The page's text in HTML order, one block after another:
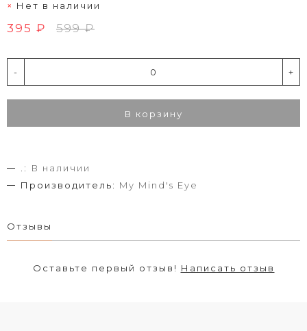
Нет в наличии
395 ₽ 599 ₽
- +
В корзину
.:
В наличии
Производитель: My Mind's Eye
Отзывы
Оставьте первый отзыв! Написать отзыв